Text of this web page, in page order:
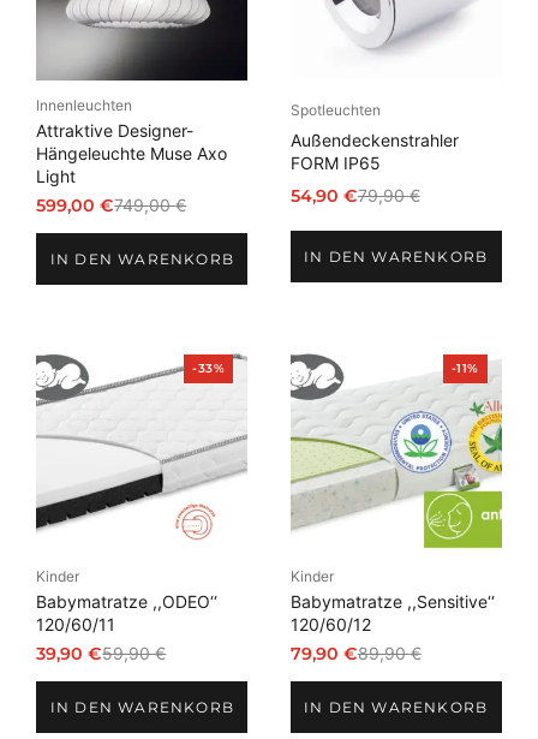
Innenleuchten
Attraktive Designer-
Hängeleuchte Muse Axo
Light
749,00€
Ursprünglicher
war:
599,00€
Aktueller
ist:IN DEN WARENKORB
Spotleuchten
Außendeckenstrahler
FORM IP65
79,90€
Ursprünglicher
Preis
war:
79,90 €
54,90 €
Aktueller
Preis
ist:
54,90 €.
IN DEN WARENKORB
-33%Produkt
im
Kinder
Babymatratze ,,ODEO‘‘
120/60/11
59,90€
Ursprünglicher
war:
39,90€
Aktueller
ist:IN DEN WARENKORB
-11%Produkt
im
Angebot
Kinder
Babymatratze ,,Sensitive‘‘
120/60/12
89,90€
Ursprünglicher
war:
79,90 €
Aktueller
ist:IN DEN WARENKORB